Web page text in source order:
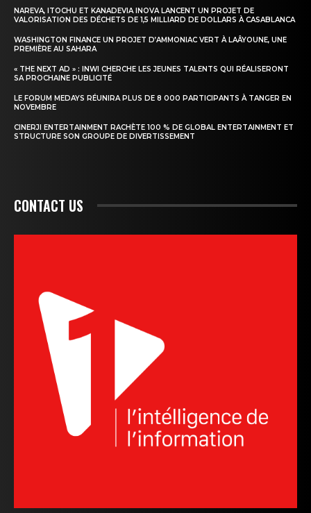
Mon compte
NAREVA, ITOCHU ET KANADEVIA INOVA LANCENT UN PROJET DE
VALORISATION DES DÉCHETS DE 1,5 MILLIARD DE DOLLARS À CASABLANCA
WASHINGTON FINANCE UN PROJET D’AMMONIAC VERT À LAÂYOUNE, UNE
PREMIÈRE AU SAHARA
« THE NEXT AD » : INWI CHERCHE LES JEUNES TALENTS QUI RÉALISERONT
SA PROCHAINE PUBLICITÉ
LE FORUM MEDAYS RÉUNIRA PLUS DE 8 000 PARTICIPANTS À TANGER EN
NOVEMBRE
CINERJI ENTERTAINMENT RACHÈTE 100 % DE GLOBAL ENTERTAINMENT ET
STRUCTURE SON GROUPE DE DIVERTISSEMENT
CONTACT US